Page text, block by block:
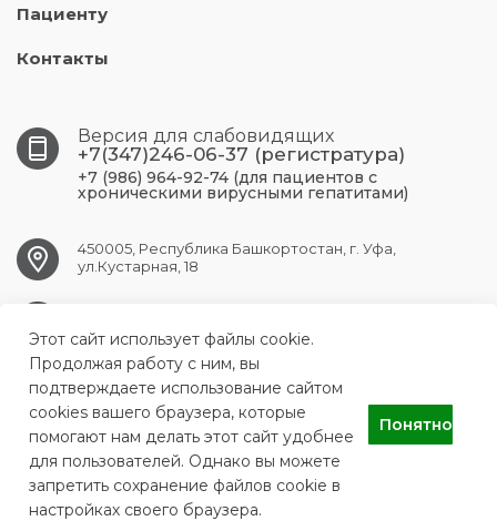
Пациенту
Контакты
Версия для слабовидящих
+7(347)246-06-37 (регистратура)
+7 (986) 964-92-74 (для пациентов с
хроническими вирусными гепатитами)
450005, Республика Башкортостан, г. Уфа,
ул.Кустарная, 18
ГБУЗ Республиканский центр по профилактике и борьбе со
СПИДом и инфекционными заболеваниями
Этот сайт использует файлы cookie.
Продолжая работу с ним, вы
подтверждаете использование сайтом
cookies вашего браузера, которые
помогают нам делать этот сайт удобнее
для пользователей. Однако вы можете
запретить сохранение файлов cookie в
настройках своего браузера.
Понятно